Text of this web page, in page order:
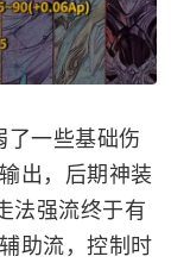
了一些基础伤
出，后期神装
法强流终于有
助流，控制时